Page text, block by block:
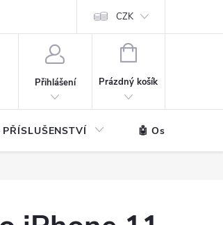
CZK
Přihlášení
NÁKUPNÍ
Prázdný košík
🤖 Ostatní